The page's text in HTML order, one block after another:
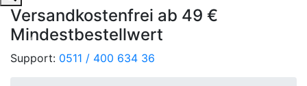
Versandkostenfrei ab 49 €
Mindestbestellwert
Support: 0511 / 400 634 36